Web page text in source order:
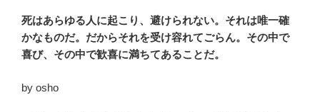
死はあらゆる人に起こり、避けられない。それは唯一確
かなものだ。だからそれを受け容れてごらん。その中で
喜び、その中で歓喜に満ちてあることだ。
by osho